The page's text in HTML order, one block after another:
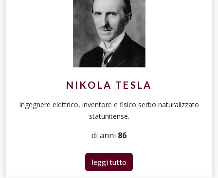
NIKOLA TESLA
Ingegnere elettrico, inventore e fisico serbo naturalizzato
statunitense.
di anni 86
leggi tutto